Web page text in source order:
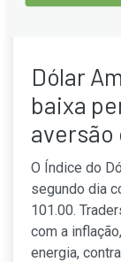
Dólar
baixa
O Índice do
segundo dia
101.00.
com a
energia,